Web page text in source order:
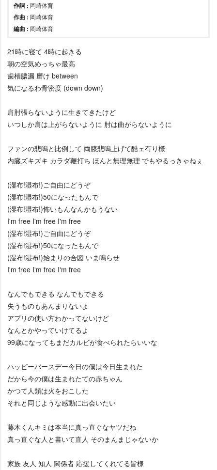
作詞 : 岡崎体育
作曲 : 岡崎体育
編曲 : 岡崎体育
21時に寝て 4時に起きる
朝の空気めっちゃ最高
歯槽膿漏 磨け between
気になるわ骨密度 (down down)
肩肘張らないように生きてきたけど
いつしか肩は上がらないように 肘は曲がらないように
ファンの悲鳴と比例して 両膝悲鳴上げて酷ェ有り様
内臓ズキズキ カラダ鞭打ち ほんと無理無理 でもやるっきゃねぇ
(湿布!湿布!)ご自由にどうぞ
(湿布!湿布!)50になったもんで
(湿布!湿布!)怖いもんなんかもうない
I'm free I'm free I'm free
(湿布!湿布!)ご自由にどうぞ
(湿布!湿布!)50になったもんで
(湿布!湿布!)始まりの合図 いま鳴らせ
I'm free I'm free I'm free
なんでもできる なんでもできる
失うものもあんまりないよ
アプリの使い方わかってないけど
なんとかやっていけてるよ
99歳になってもまだカルビが食べられたらいいな
ハッピーバースデー今日の僕は今日生まれた
だから今の僕は生まれたての赤ちゃん
かつて人類は火をおこした
それと同じような感動に出会いたい
藤木くんキミは本当に真っ直ぐなヤツだね
真っ直ぐな人と書いて直人 そのまんまじゃないか
家族 友人 知人 関係者 応援してくれてる皆様